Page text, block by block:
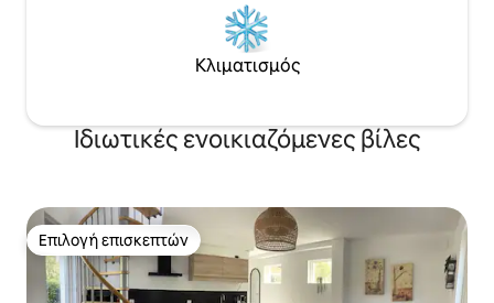
Κλιματισμός
Ιδιωτικές ενοικιαζόμενες βίλες
Επιλογή επισκεπτών
Επιλογή επισκεπτών